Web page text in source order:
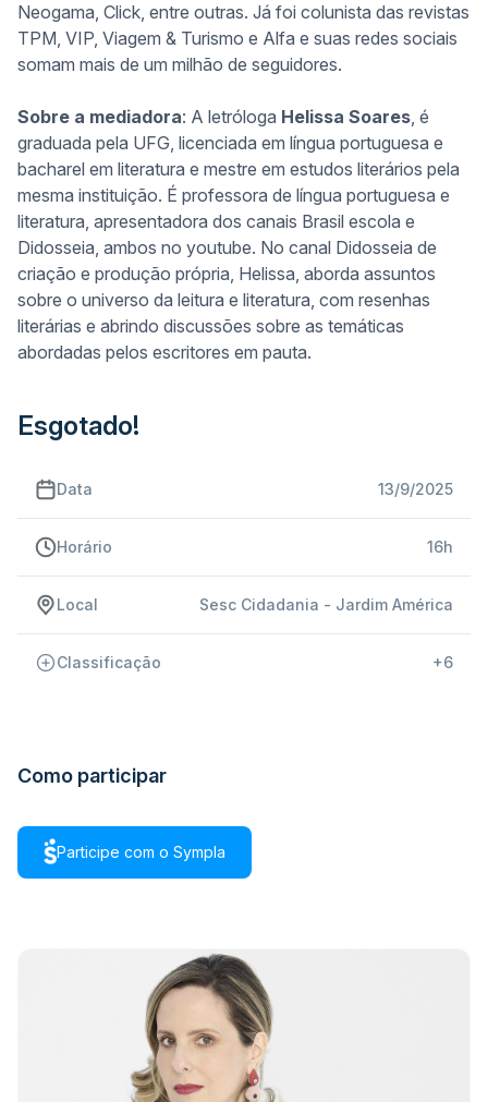
Neogama, Click, entre outras. Já foi colunista das revistas
TPM, VIP, Viagem & Turismo e Alfa e suas redes sociais
somam mais de um milhão de seguidores.
Sobre a mediadora: A letróloga Helissa Soares, é
graduada pela UFG, licenciada em língua portuguesa e
bacharel em literatura e mestre em estudos literários pela
mesma instituição. É professora de língua portuguesa e
literatura, apresentadora dos canais Brasil escola e
Didosseia, ambos no youtube. No canal Didosseia de
criação e produção própria, Helissa, aborda assuntos
sobre o universo da leitura e literatura, com resenhas
literárias e abrindo discussões sobre as temáticas
abordadas pelos escritores em pauta.
Esgotado!
Data 13/9/2025
Horário 16h
Local Sesc Cidadania - Jardim América
Classificação +6
Como participar
Participe com o Sympla